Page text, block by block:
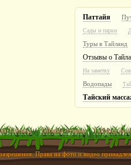
Паттайя
Сады и парки
Туры в Тайланд
Отзывы о
На заметку
Водопады
Тайский
Тайланд Тайланд отзывы Тайланд
Права на фото и видео